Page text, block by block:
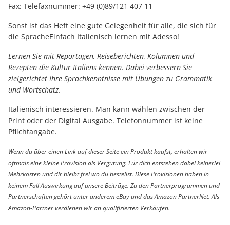
Fax: Telefaxnummer: +49 (0)89/121 407 11
Sonst ist das Heft eine gute Gelegenheit für alle, die sich für
die SpracheEinfach Italienisch lernen mit Adesso!
Lernen Sie mit Reportagen, Reiseberichten, Kolumnen und
Rezepten die Kultur Italiens kennen. Dabei verbessern Sie
zielgerichtet Ihre Sprachkenntnisse mit Übungen zu Grammatik
und Wortschatz.
Italienisch interessieren. Man kann wählen zwischen der
Print oder der Digital Ausgabe. Telefonnummer ist keine
Pflichtangabe.
Wenn du über einen Link auf dieser Seite ein Produkt kaufst, erhalten wir
oftmals eine kleine Provision als Vergütung. Für dich entstehen dabei keinerlei
Mehrkosten und dir bleibt frei wo du bestellst. Diese Provisionen haben in
keinem Fall Auswirkung auf unsere Beiträge. Zu den Partnerprogrammen und
Partnerschaften gehört unter anderem eBay und das Amazon PartnerNet. Als
Amazon-Partner verdienen wir an qualifizierten Verkäufen.